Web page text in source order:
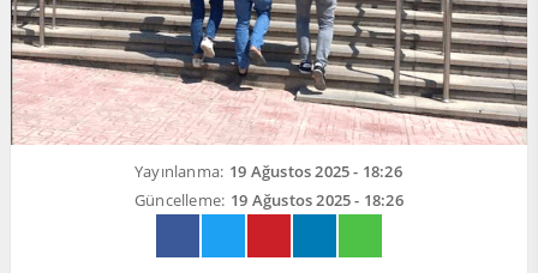
Yayınlanma: 19 Ağustos 2025 - 18:26
Güncelleme: 19 Ağustos 2025 - 18:26